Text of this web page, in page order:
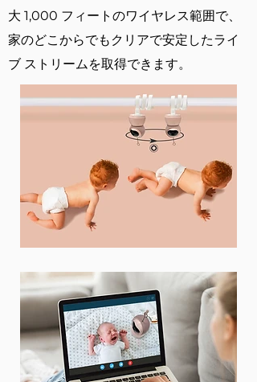
大 1,000 フィートのワイヤレス範囲で、
家のどこからでもクリアで安定したライ
ブ ストリームを取得できます。